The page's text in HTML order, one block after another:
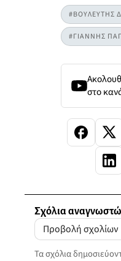
#ΒΟΥΛΕΥΤΗΣ
#ΓΙΑΝΝΗΣ
στο
Σχόλια
Προβολή σχολίων
Τα σχόλια